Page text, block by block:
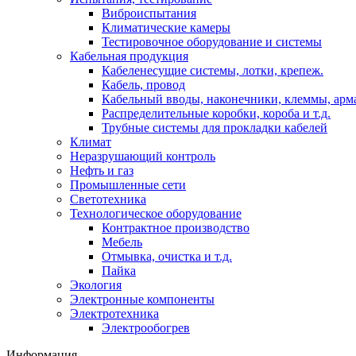
Виброиспытания
Климатические камеры
Тестировочное оборудование и системы
Кабельная продукция
Кабеленесущие системы, лотки, крепеж.
Кабель, провод
Кабельный вводы, наконечники, клеммы,
Распределительные коробки, короба и т.д.
Трубные системы для прокладки кабелей
Климат
Неразрушающий контроль
Нефть и газ
Промышленные сети
Светотехника
Технологическое оборудование
Контрактное производство
Мебель
Отмывка, очистка и т.д.
Пайка
Экология
Электронные компоненты
Электротехника
Электрообогрев